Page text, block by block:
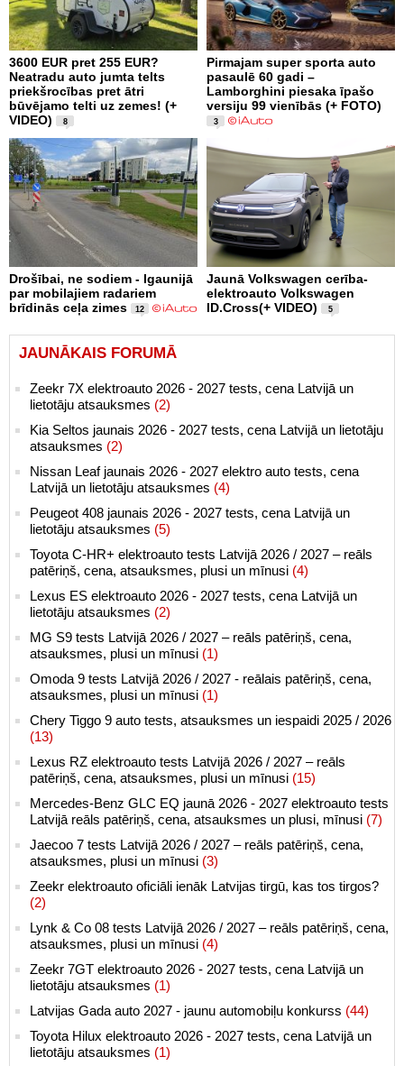
3600 EUR pret 255 EUR?
Neatradu auto jumta telts
priekšrocības pret ātri
būvējamo telti uz zemes! (+
VIDEO)
8
Pirmajam super sporta auto
pasaulē 60 gadi –
Lamborghini piesaka īpašo
versiju 99 vienībās (+ FOTO)
3
Drošībai, ne sodiem - Igaunijā
par mobilajiem radariem
brīdinās ceļa zimes
12
Jaunā Volkswagen cerība-
elektroauto Volkswagen
ID.Cross(+ VIDEO)
5
JAUNĀKAIS FORUMĀ
Zeekr 7X elektroauto 2026 - 2027 tests, cena Latvijā un
lietotāju atsauksmes (2)
Kia Seltos jaunais 2026 - 2027 tests, cena Latvijā un lietotāju
atsauksmes (2)
Nissan Leaf jaunais 2026 - 2027 elektro auto tests, cena
Latvijā un lietotāju atsauksmes (4)
Peugeot 408 jaunais 2026 - 2027 tests, cena Latvijā un
lietotāju atsauksmes (5)
Toyota C-HR+ elektroauto tests Latvijā 2026 / 2027 – reāls
patēriņš, cena, atsauksmes, plusi un mīnusi (4)
Lexus ES elektroauto 2026 - 2027 tests, cena Latvijā un
lietotāju atsauksmes (2)
MG S9 tests Latvijā 2026 / 2027 – reāls patēriņš, cena,
atsauksmes, plusi un mīnusi (1)
Omoda 9 tests Latvijā 2026 / 2027 - reālais patēriņš, cena,
atsauksmes, plusi un mīnusi (1)
Chery Tiggo 9 auto tests, atsauksmes un iespaidi 2025 / 2026
(13)
Lexus RZ elektroauto tests Latvijā 2026 / 2027 – reāls
patēriņš, cena, atsauksmes, plusi un mīnusi (15)
Mercedes-Benz GLC EQ jaunā 2026 - 2027 elektroauto tests
Latvijā reāls patēriņš, cena, atsauksmes un plusi, mīnusi (7)
Jaecoo 7 tests Latvijā 2026 / 2027 – reāls patēriņš, cena,
atsauksmes, plusi un mīnusi (3)
Zeekr elektroauto oficiāli ienāk Latvijas tirgū, kas tos tirgos?
(2)
Lynk & Co 08 tests Latvijā 2026 / 2027 – reāls patēriņš, cena,
atsauksmes, plusi un mīnusi (4)
Zeekr 7GT elektroauto 2026 - 2027 tests, cena Latvijā un
lietotāju atsauksmes (1)
Latvijas Gada auto 2027 - jaunu automobiļu konkurss (44)
Toyota Hilux elektroauto 2026 - 2027 tests, cena Latvijā un
lietotāju atsauksmes (1)